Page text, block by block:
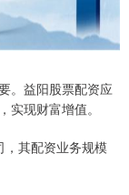
。益阳股票配资应
现财富增值。
，其配资业务规模